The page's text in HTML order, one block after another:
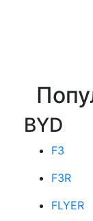
BYD
F3
F3R
FLYER